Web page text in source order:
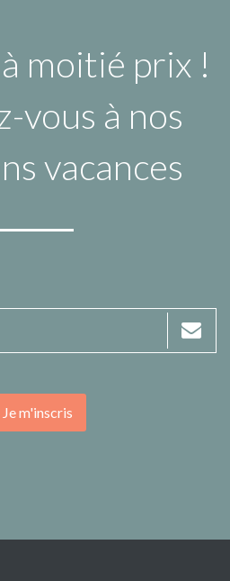
moitié prix !
vous à nos
vacances
Je m'inscris